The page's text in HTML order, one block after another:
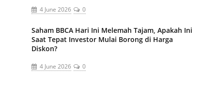
4 June 2026 0
Saham BBCA Hari Ini Melemah Tajam, Apakah Ini
Saat Tepat Investor Mulai Borong di Harga
Diskon?
4 June 2026 0